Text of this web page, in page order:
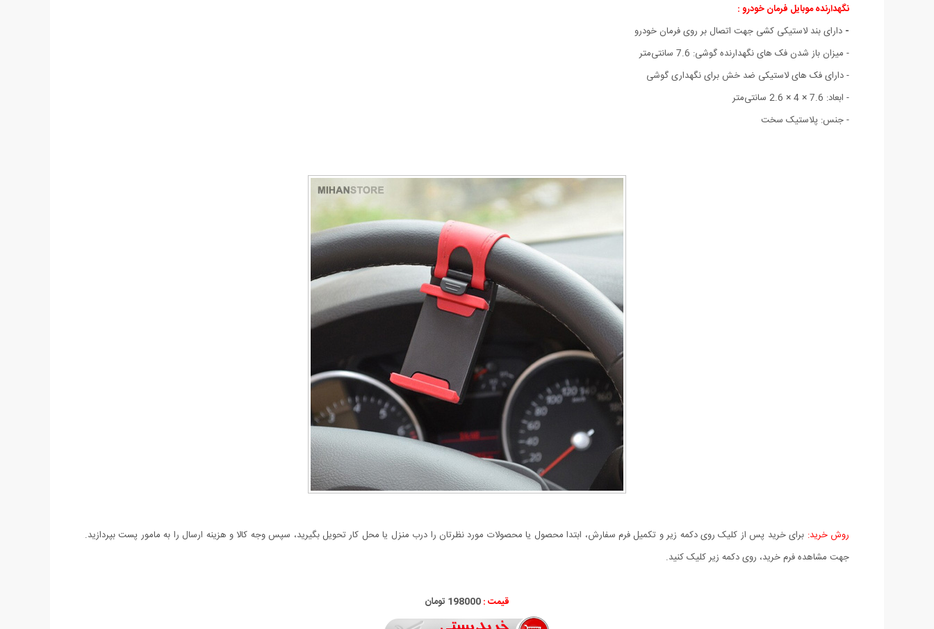
نگهدارنده موبایل فرمان خودرو :
- دارای بند لاستیکی کشی جهت اتصال بر روی فرمان خودرو
- میزان باز شدن فک های نگهدارنده گوشی: 7.6 سانتی‌متر
-دارای فک های لاستیکی ضد خش برای نگهداری گوشی
- ابعاد: 7.6 × 4 × 2.6 سانتی‌متر
-جنس: پلاستیک سخت
روش خرید: برای خرید پس از کلیک روی دکمه زیر و تکمیل فرم سفارش، ابتدا محصول یا محصولات مورد نظرتان را درب منزل یا محل کار تحویل بگیرید، سپس وجه کالا و هزینه ارسال را به مامور پست بپردازید.
جهت مشاهده فرم خرید، روی دکمه زیر کلیک کنید.
قیمت :198000 تومان